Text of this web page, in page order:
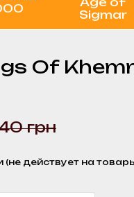
Sigmar
Of
грн
(не действует на